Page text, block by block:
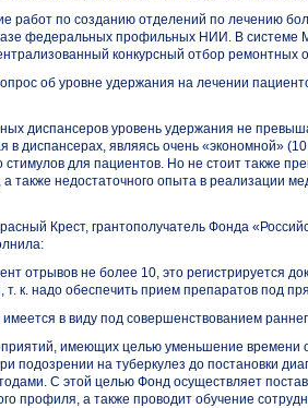
работ по созданию отделений по лечению
федеральных профильных НИИ. В системе
конкурсный отбор ремонтных
об уровне удержания на лечении
диспансеров уровень удержания не
диспансерах, являясь очень «экономной»
стимулов для пациентов. Но не стоит также
также недостаточного опыта в реализации
Крест, грантополучатель Фонда
отрывов не более 10, это регистрируется
т. к. надо обеспечить прием препаратов под
имеется в виду под совершенствованием
имеющих целью уменьшение времени
подозрении на туберкулез до постановки
С этой целью Фонд осуществляет
профиля, а также проводит обучение